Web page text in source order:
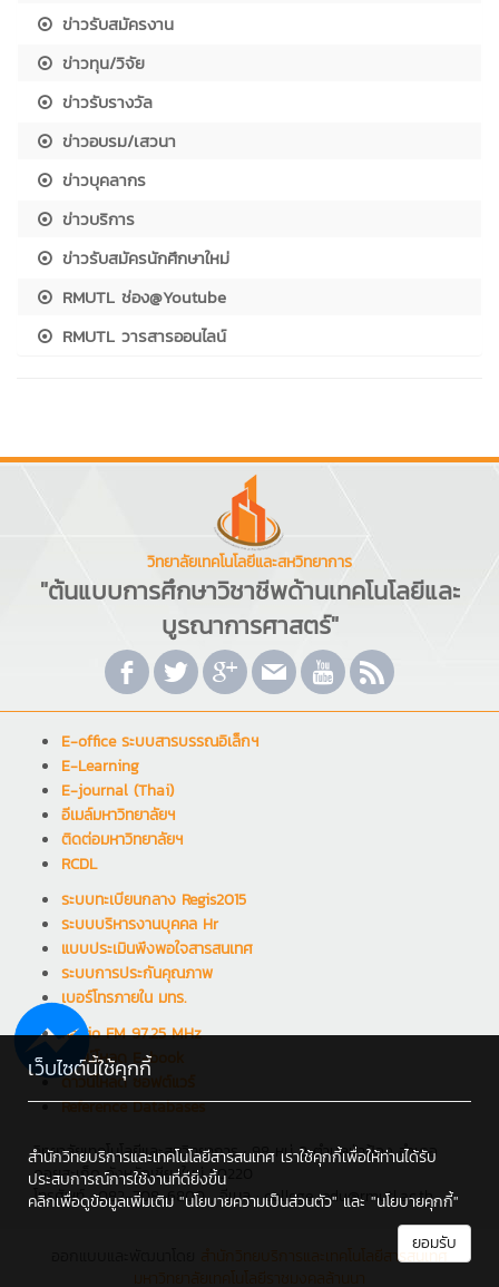
ข่าวรับสมัครงาน
ข่าวทุน/วิจัย
ข่าวรับรางวัล
ข่าวอบรม/เสวนา
ข่าวบุคลากร
ข่าวบริการ
ข่าวรับสมัครนักศึกษาใหม่
RMUTL ช่อง@Youtube
RMUTL วารสารออนไลน์
วิทยาลัยเทคโนโลยีและสหวิทยาการ
"ต้นแบบการศึกษาวิชาชีพด้านเทคโนโลยีและ
บูรณาการศาสตร์"
E-office ระบบสารบรรณอิเล็กฯ
E-Learning
E-journal (Thai)
อีเมล์มหาวิทยาลัยฯ
ติดต่อมหาวิทยาลัยฯ
RCDL
ระบบทะเบียนกลาง Regis2015
ระบบบริหารงานบุคคล Hr
แบบประเมินพึงพอใจสารสนเทศ
ระบบการประกันคุณภาพ
เบอร์โทรภายใน มทร.
Radio FM 97.25 MHz
ดาวน์โหลด E-book
ดาวน์โหลด ซอฟต์แวร์
Reference Databases
วิทยาลัยเทคโนโลยีและสหวิทยาการ : 98 หมู่ 8 ตำบลป่าป้อง อำเภอ
ดอยสะเก็ด จังหวัดเชียงใหม่ 50220
โทรศัพท์ : 082-708-6800 , อีเมล : college_edu@rmutl.ac.th
เว็บไซต์นี้ใช้คุกกี้
สำนักวิทยบริการและเทคโนโลยีสารสนเทศ เราใช้คุกกี้เพื่อให้ท่านได้รับ
ประสบการณ์การใช้งานที่ดียิ่งขึ้น
คลิกเพื่อดูข้อมูลเพิ่มเติม "นโยบายความเป็นส่วนตัว" และ "นโยบายคุกกี้"
ยอมรับ
สำนักวิทยบริการและเทคโนโลยีสารสนเทศ